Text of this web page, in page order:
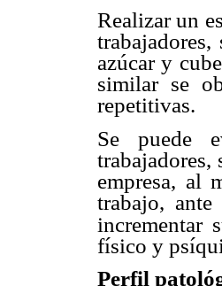
Realizar un
azúcar y
similar se
repetitivas.
Se puede
trabajadores,
empresa, al
trabajo,
incrementar
físico y
Perfil